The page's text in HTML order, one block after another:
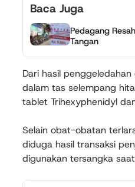
Baca Juga
Pedagang
Tangan
Dari hasil
dalam tas selempang
tablet Trihexyphenidyl
Selain obat-obatan
diduga hasil transaksi
digunakan tersangka